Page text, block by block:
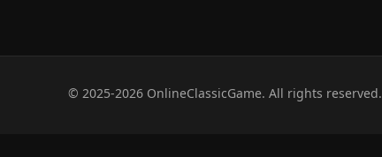
© 2025-2026 OnlineClassicGame. All rights reserved.